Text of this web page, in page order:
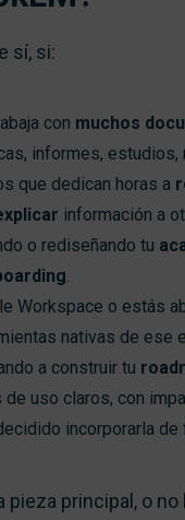
sí, si:
con muchos
informes, estudios,
que dedican horas a
información a
o rediseñando tu
.
Workspace o estás
nativas de ese
a construir tu
uso claros, con
incorporarla de
pieza principal, o no